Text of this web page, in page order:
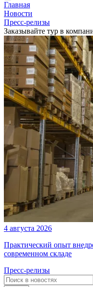
Главная
Новости
Пресс-релизы
Заказывайте тур в
4 августа 2026
Практический опыт
современном складе
Пресс-релизы